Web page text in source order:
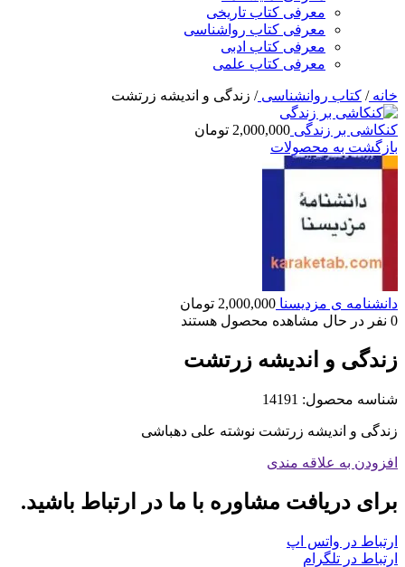
معرفی کتاب تاریخی
معرفی کتاب رواشناسی
معرفی کتاب ادبی
معرفی کتاب علمی
خانه/ کتاب روانشناسی/ زندگی و اندیشه زرتشت
کنکاشی بر زندگی 2,000,000 تومان
بازگشت به محصولات
دانشنامه ی مزدیسنا 2,000,000 تومان
0 نفر در حال مشاهده محصول هستند
زندگی و اندیشه زرتشت
شناسه محصول: 14191
زندگی و اندیشه زرتشت نوشته علی دهباشی
افزودن به علاقه مندی
برای دریافت مشاوره با ما در ارتباط باشید.
ارتباط در واتس اپ
ارتباط در تلگرام